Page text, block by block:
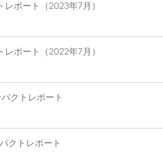
レポート（2023年7月）
レポート（2022年7月）
クトレポート
クトレポート